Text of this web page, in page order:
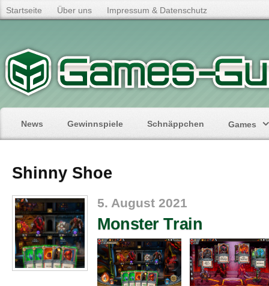
Startseite Über uns Impressum & Datenschutz
News Gewinnspiele Schnäppchen Games
Shinny Shoe
5. August 2021
Monster Train